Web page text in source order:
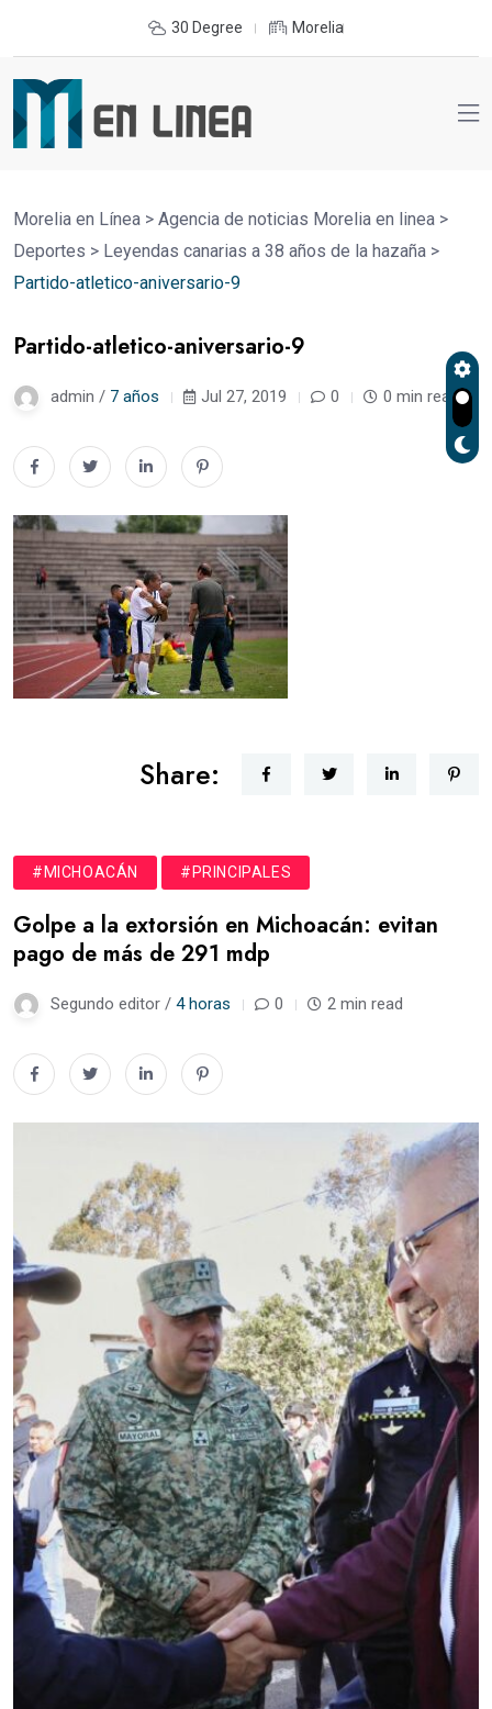
30 Degree Morelia
Morelia en Línea > Agencia de noticias Morelia en linea >
Deportes > Leyendas canarias a 38 años de la hazaña >
Partido-atletico-aniversario-9
Partido-atletico-aniversario-9
admin / 7 años Jul 27, 2019 0 0 min read
Share:
#MICHOACÁN #PRINCIPALES
Golpe a la extorsión en Michoacán: evitan
pago de más de 291 mdp
Segundo editor / 4 horas 0 2 min read